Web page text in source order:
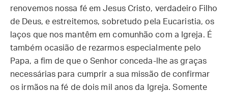
renovemos nossa fé em Jesus Cristo, verdadeiro Filho
de Deus, e estreitemos, sobretudo pela Eucaristia, os
laços que nos mantêm em comunhão com a Igreja. É
também ocasião de rezarmos especialmente pelo
Papa, a fim de que o Senhor conceda-lhe as graças
necessárias para cumprir a sua missão de confirmar
os irmãos na fé de dois mil anos da Igreja. Somente